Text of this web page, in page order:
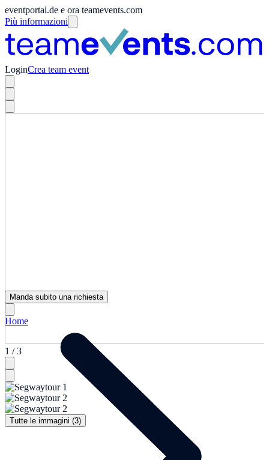
eventportal.de e ora teamevents.com
Più informazioni
LoginCrea team event
1 / 3
Tutte le immagini (3)
Manda subito una richiesta
Home